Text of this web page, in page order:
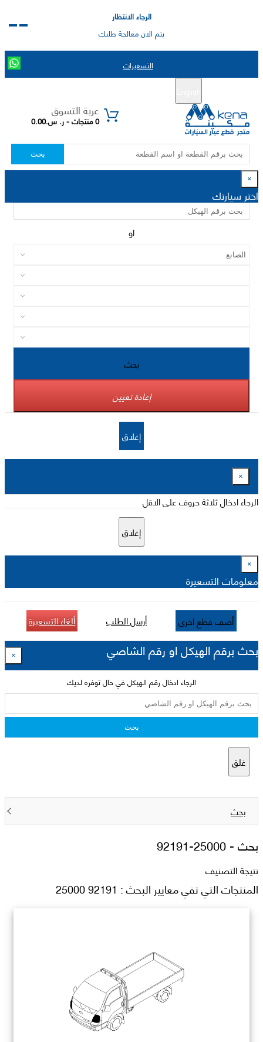
الرجاء الانتظار
يتم الان معالجة طلبك
التسعيرات
عربة التسوق
0 منتجات - ر. س.0.00
بحث
×
اختر سيارتك
او
بحث
إعادة تعيين
إغلاق
×
الرجاء ادخال ثلاثة حروف على الاقل
إغلاق
×
معلومات التسعيرة
أضف قطع اخرى أرسل الطلب ألغاء التسعيرة
بحث برقم الهيكل او رقم الشاصي ×
الرجاء ادخال رقم الهيكل في حال توفره لديك
بحث
غلق
بحث
بحث -92191-25000
نتيجة التصنيف
المنتجات التي تفي معايير البحث : 92191 25000